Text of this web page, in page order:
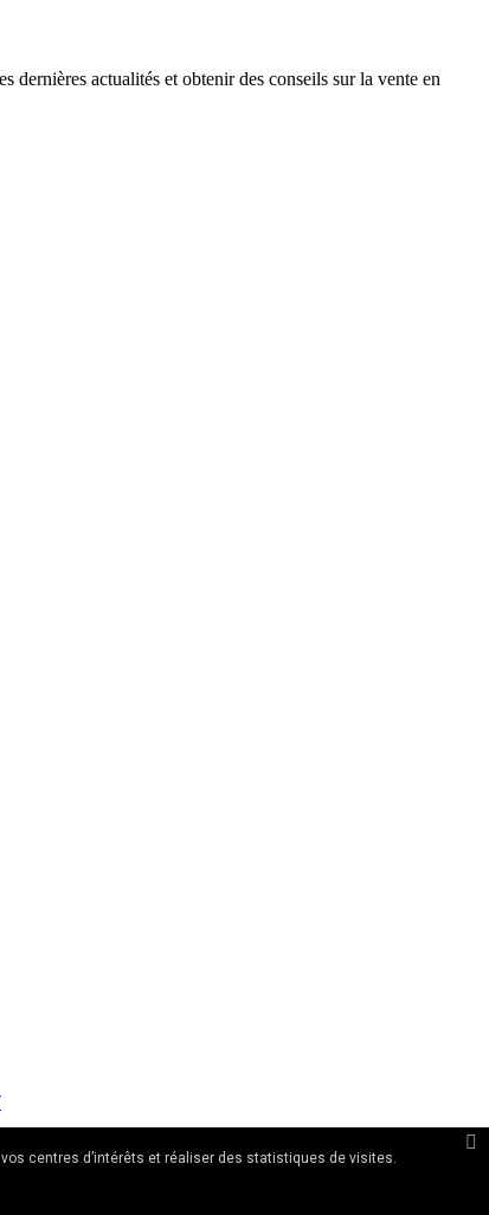
dernières actualités et obtenir des conseils sur la vente en
centres d’intérêts et réaliser des statistiques de visites.